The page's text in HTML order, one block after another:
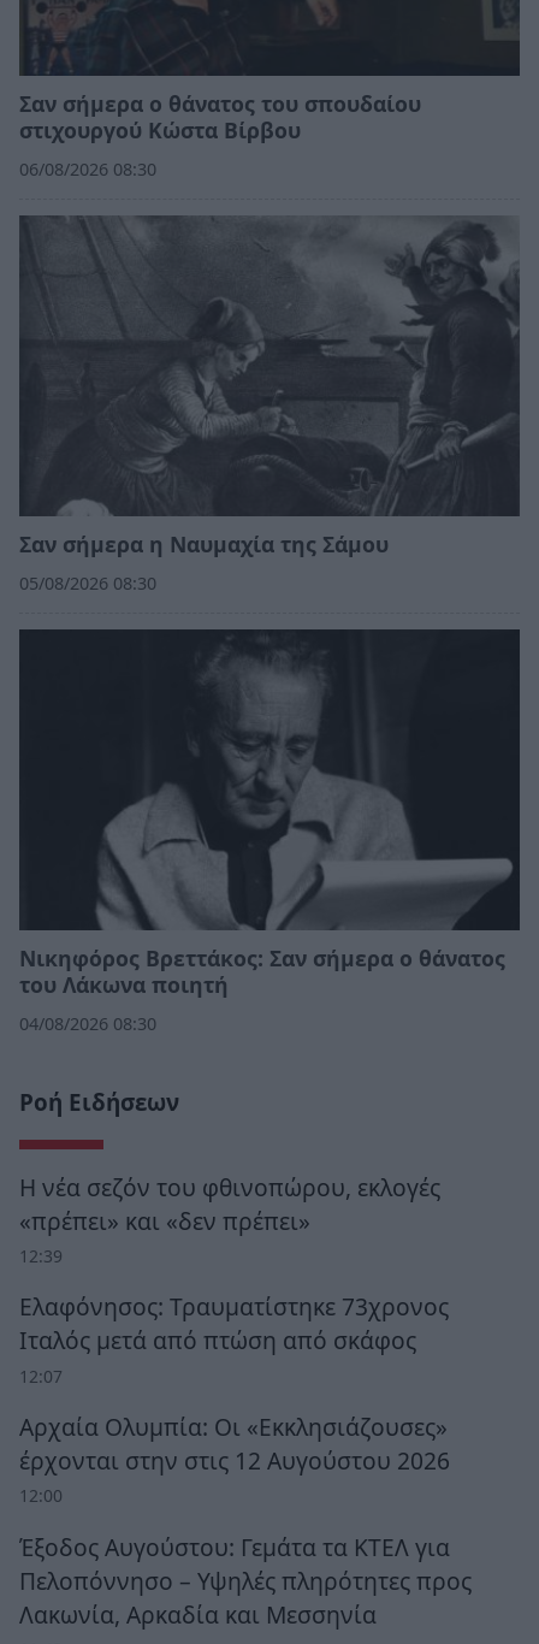
Σαν σήμερα ο θάνατος του σπουδαίου
στιχουργού Κώστα Βίρβου
06/08/2026 08:30
Σαν σήμερα η Ναυμαχία της Σάμου
05/08/2026 08:30
Νικηφόρος Βρεττάκος: Σαν σήμερα ο θάνατος
του Λάκωνα ποιητή
04/08/2026 08:30
Ροή Ειδήσεων
Η νέα σεζόν του φθινοπώρου, εκλογές
«πρέπει» και «δεν πρέπει»
12:39
Ελαφόνησος: Τραυματίστηκε 73χρονος
Ιταλός μετά από πτώση από σκάφος
12:07
Αρχαία Ολυμπία: Οι «Εκκλησιάζουσες»
έρχονται στην στις 12 Αυγούστου 2026
12:00
Έξοδος Αυγούστου: Γεμάτα τα ΚΤΕΛ για
Πελοπόννησο – Υψηλές πληρότητες προς
Λακωνία, Αρκαδία και Μεσσηνία